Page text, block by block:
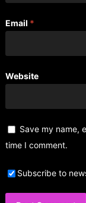
Email *
Website
Save my name,
time I comment.
Subscribe to